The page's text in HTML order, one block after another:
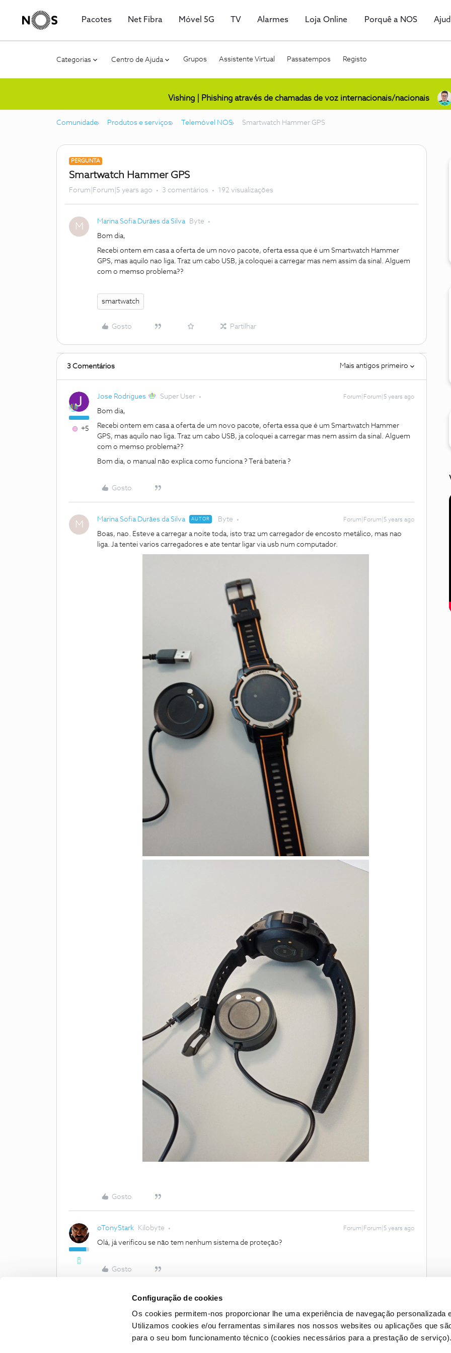
Configuração de cookies
Os cookies permitem-nos proporcionar lhe uma experiência de navegação personalizada
Utilizamos cookies e/ou ferramentas similares nos nossos websites ou aplicações que
para o seu bom funcionamento técnico (cookies necessários para a prestação de serviço).
Pacotes Net Fibra Móvel 5G TV Alarmes Loja Online Porquê a NOS
Categorias Centro de Ajuda Grupos Assistente Virtual Passatempos Registo
Vishing | Phishing através de chamadas de voz internacionais/nacionais
Comunidade Produtos e serviços Telemóvel NOS Smartwatch Hammer GPS
PERGUNTA
Smartwatch Hammer GPS
Forum|Forum|5 years ago 3 comentários 192 visualizações
M Marina Sofia Durães da Silva Byte
Bom dia,
Recebi ontem em casa a oferta de um novo pacote, oferta essa que é um Smartwatch Hammer
GPS, mas aquilo nao liga. Traz um cabo USB, ja coloquei a carregar mas nem assim da sinal. Alguem
com o memso problema??
smartwatch
Gosto Partilhar
3 Comentários Mais antigos primeiro
+5
Jose Rodrigues Super User Forum|Forum|5 years ago
Bom dia,
Recebi ontem em casa a oferta de um novo pacote, oferta essa que é um Smartwatch Hammer
GPS, mas aquilo nao liga. Traz um cabo USB, ja coloquei a carregar mas nem assim da sinal. Alguem
com o memso problema??
Bom dia, o manual não explica como funciona ? Terá bateria ?
Gosto
M Marina Sofia Durães da Silva AUTOR Byte Forum|Forum|5 years ago
Boas, nao. Esteve a carregar a noite toda, isto traz um carregador de encosto metálico, mas nao
liga. Ja tentei varios carregadores e ate tentar ligar via usb num computador.
Gosto
oTonyStark Kilobyte Forum|Forum|5 years ago
Olá, já verificou se não tem nenhum sistema de proteção?
Gosto